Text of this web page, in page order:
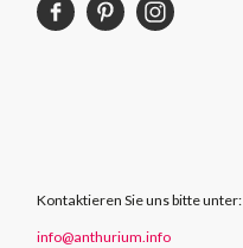
Kontaktieren Sie uns bitte unter:
info@anthurium.info